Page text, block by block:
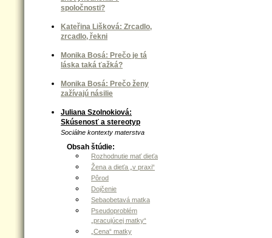
spoločnosti?
Kateřina Lišková: Zrcadlo,
zrcadlo, řekni
Monika Bosá: Prečo je tá
láska taká ťažká?
Monika Bosá: Prečo ženy
zažívajú násilie
Juliana Szolnokiová:
Skúsenosť a stereotyp
Sociálne kontexty materstva
Obsah štúdie:
Rozhodnutie mať dieťa
Žena a dieťa „v praxi“
Pôrod
Dojčenie
Sebaobetavá matka
Pseudoproblém
„pracujúcej matky“
„Cena“ matky